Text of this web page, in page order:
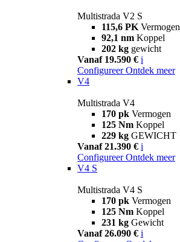
Multistrada V2 S
115,6 PK Vermogen
92,1 nm Koppel
202 kg gewicht
Vanaf 19.590 € i
Configureer Ontdek meer
V4
Multistrada V4
170 pk Vermogen
125 Nm Koppel
229 kg GEWICHT
Vanaf 21.390 € i
Configureer Ontdek meer
V4 S
Multistrada V4 S
170 pk Vermogen
125 Nm Koppel
231 kg Gewicht
Vanaf 26.090 € i